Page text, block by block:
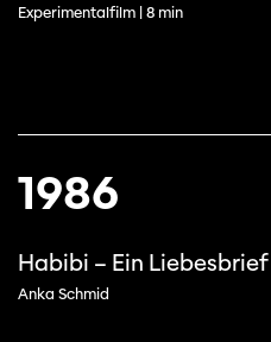
Experimentalfilm | 8 min
1986
Habibi – Ein Liebesbrief
Anka Schmid